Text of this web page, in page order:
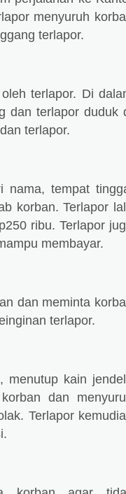
menyuruh
terlapor.
terlapor. Di
dan terlapor duduk
terlapor.
nama, tempat
korban. Terlapor
ribu. Terlapor
membayar.
dan meminta
terlapor.
menutup kain
dan
Terlapor